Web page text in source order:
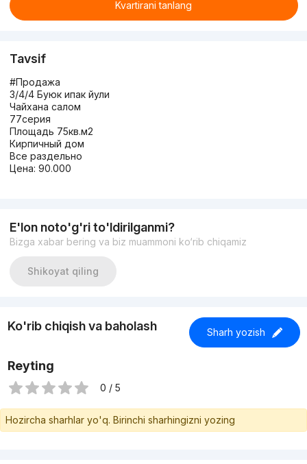
Kvartirani tanlang
Tavsif
#Продажа
3/4/4 Буюк ипак йули
Чайхана салом
77серия
Площадь 75кв.м2
Кирпичный дом
Все раздельно
Цена: 90.000
E'lon noto'g'ri to'ldirilganmi?
Bizga xabar bering va biz muammoni ko‘rib chiqamiz
Shikoyat qiling
Ko'rib chiqish va baholash Sharh yozish
Reyting
0 / 5
Hozircha sharhlar yo'q. Birinchi sharhingizni yozing